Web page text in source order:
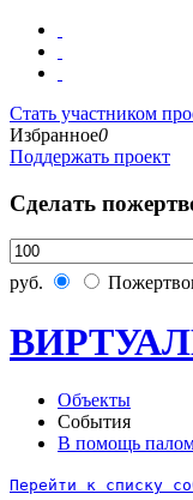
Стать участником
Избранное0
Поддержать проект
Сделать
руб.
Объекты
События
В помощь
Перейти к списку